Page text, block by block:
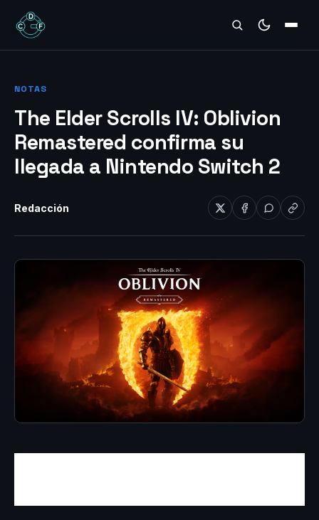
REVIEWS
NOTAS
The Elder Scrolls IV: Oblivion
Remastered confirma su
llegada a Nintendo Switch 2
Redacción